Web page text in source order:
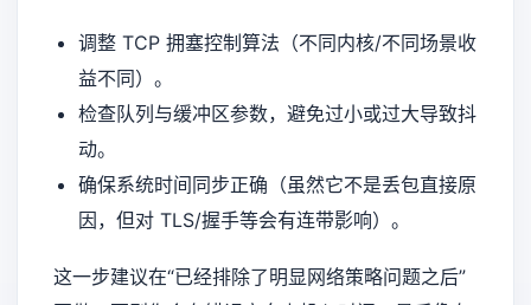
调整 TCP 拥塞控制算法（不同内核/不同场景收
益不同）。
检查队列与缓冲区参数，避免过小或过大导致抖
动。
确保系统时间同步正确（虽然它不是丢包直接原
因，但对 TLS/握手等会有连带影响）。
这一步建议在“已经排除了明显网络策略问题之后”